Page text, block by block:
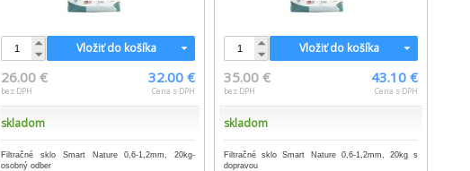
Vložiť do košíka
26.00 €
bez DPH
32.00 €
Cena s DPH
skladom
Filtračné sklo Smart Nature 0,6-1,2mm, 20kg-
osobný odber
Vložiť do košíka
35.00 €
bez DPH
43.10 €
Cena s DPH
skladom
Filtračné sklo Smart Nature 0,6-1,2mm, 20kg s
dopravou